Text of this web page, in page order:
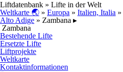
Liftdatenbank » Lifte in der Welt
Weltkarte 🌏 » Europa » Italien, Italia »
Alto Adige » Zambana ▸
Zambana
Bestehende Lifte
Ersetzte Lifte
Liftprojekte
Weltkarte
Kontaktinformationen